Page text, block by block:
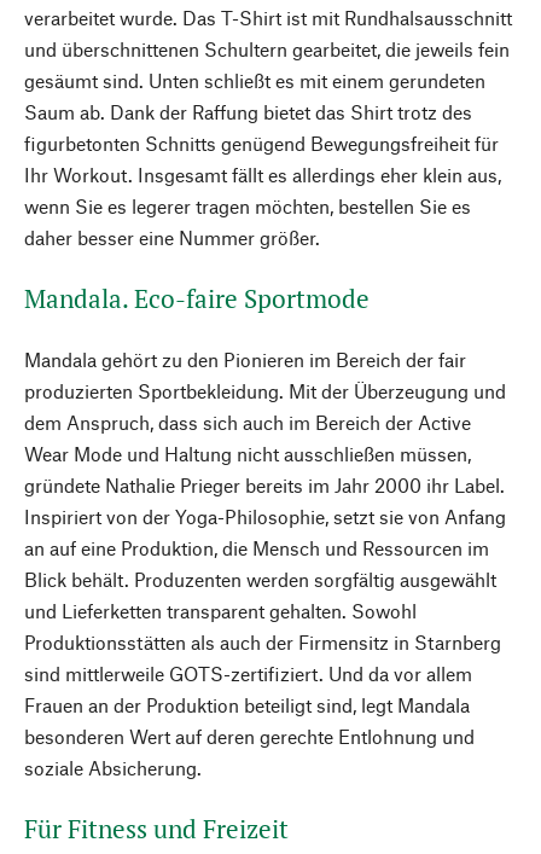
verarbeitet wurde. Das T-Shirt ist mit Rundhalsausschnitt
und überschnittenen Schultern gearbeitet, die jeweils fein
gesäumt sind. Unten schließt es mit einem gerundeten
Saum ab. Dank der Raffung bietet das Shirt trotz des
figurbetonten Schnitts genügend Bewegungsfreiheit für
Ihr Workout. Insgesamt fällt es allerdings eher klein aus,
wenn Sie es legerer tragen möchten, bestellen Sie es
daher besser eine Nummer größer.
Mandala. Eco-faire Sportmode
Mandala gehört zu den Pionieren im Bereich der fair
produzierten Sportbekleidung. Mit der Überzeugung und
dem Anspruch, dass sich auch im Bereich der Active
Wear Mode und Haltung nicht ausschließen müssen,
gründete Nathalie Prieger bereits im Jahr 2000 ihr Label.
Inspiriert von der Yoga-Philosophie, setzt sie von Anfang
an auf eine Produktion, die Mensch und Ressourcen im
Blick behält. Produzenten werden sorgfältig ausgewählt
und Lieferketten transparent gehalten. Sowohl
Produktionsstätten als auch der Firmensitz in Starnberg
sind mittlerweile GOTS-zertifiziert. Und da vor allem
Frauen an der Produktion beteiligt sind, legt Mandala
besonderen Wert auf deren gerechte Entlohnung und
soziale Absicherung.
Für Fitness und Freizeit